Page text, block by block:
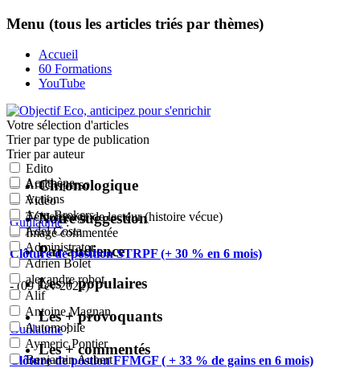
Menu (tous les articles triés par thèmes)
Accueil
60 Formations
YouTube
Votre sélection d'articles
Trier par type de publication
Edito
Article perso
Vidéo
Témoignage de lecteur (histoire vécue)
Image commentée
Trier par auteur
Acrithène
Actions
Actu-Brokers
Adel Costa
Administrator
Adrien Bolet
alexandre robot
Alif
Antoine Magnan
Automobile
Aymeric Pontier
Benjamin Aubert
Chronologique
Notre suggestion
Par audience
Les + populaires
Les + provoquants
Les + commentés
Guillaume:
Clôture de position STRPF (+ 30 % en 6 mois)
- (09 Fév 2022)
Guillaume:
Clôture de postion FFMGF ( + 33 % de gains en 6 mois)